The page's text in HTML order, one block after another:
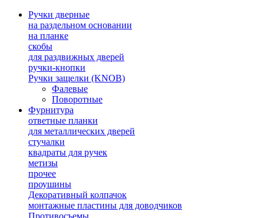
Ручки дверные
на раздельном основании
на планке
скобы
для раздвижных дверей
ручки-кнопки
Ручки защелки (KNOB)
Фалевые
Поворотные
Фурнитура
ответные планки
для металлических дверей
стучалки
квадраты для ручек
метизы
прочее
проушины
Декоративный колпачок
монтажные пластины для доводчиков
Противосъемы